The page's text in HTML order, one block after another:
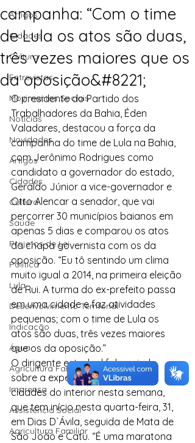
Artigos
Cidades
Cultura
Entrevistas
Movimentos Sociais
Notícias
Novidades
Artigos
Cidades
Cultura
Saúde
Projetos de Lei
Política
Lula
Desenvolvimento Territorial
Indicação
Água
Agricultura Familiar
Imprensa
Assistência Social
Agricultura Familiar
campanha: “Com o time
de Lula os atos são duas,
três vezes maiores que os
da oposição&#8221;
O presidente do Partido dos
Trabalhadores da Bahia, Éden
Valadares, destacou a força da
campanha do time de Lula na Bahia,
com Jerônimo Rodrigues como
candidato a governador do estado,
Geraldo Júnior a vice-governador e
Otto Alencar a senador, que vai
percorrer 30 municípios baianos em
apenas 5 dias e comparou os atos
da chapa governista com os da
oposição. “Eu tô sentindo um clima
muito igual a 2014, na primeira eleição
de Rui. A turma do ex-prefeito passa
em uma cidade e faz atividades
pequenas; com o time de Lula os
atos são duas, três vezes maiores
que os da oposição.”
O dirigente estadual falou ainda
sobre a expectativa da visita às
cidades do interior nesta semana,
que tem início nesta quarta-feira, 31,
em Dias D´Ávila, seguida de Mata de
São João e Catu. “É uma maratona